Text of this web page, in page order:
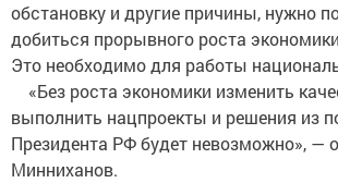
обстановку и другие причины, нужно
добиться прорывного роста
Это необходимо для работы
«Без роста экономики изменить
выполнить нацпроекты и решения из
Президента РФ будет невозможно», —
Минниханов.